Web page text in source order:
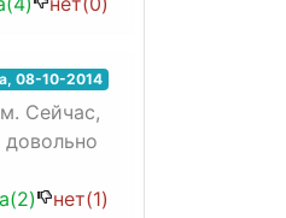
,08-10-2014
Сейчас,
2) нет(1)